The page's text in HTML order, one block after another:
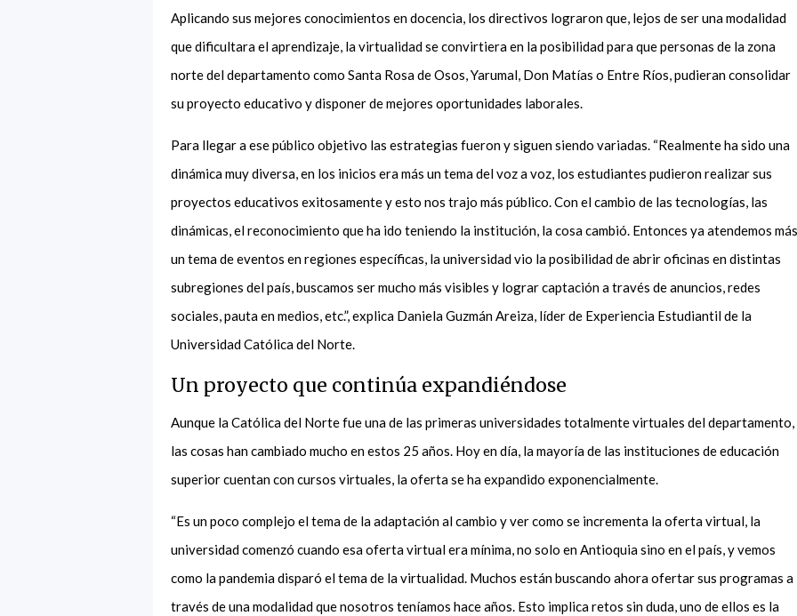
Aplicando sus mejores conocimientos en docencia, los directivos lograron que, lejos de ser una modalidad
que dificultara el aprendizaje, la virtualidad se convirtiera en la posibilidad para que personas de la zona
norte del departamento como Santa Rosa de Osos, Yarumal, Don Matías o Entre Ríos, pudieran consolidar
su proyecto educativo y disponer de mejores oportunidades laborales.
Para llegar a ese público objetivo las estrategias fueron y siguen siendo variadas. “Realmente ha sido una
dinámica muy diversa, en los inicios era más un tema del voz a voz, los estudiantes pudieron realizar sus
proyectos educativos exitosamente y esto nos trajo más público. Con el cambio de las tecnologías, las
dinámicas, el reconocimiento que ha ido teniendo la institución, la cosa cambió. Entonces ya atendemos más
un tema de eventos en regiones específicas, la universidad vio la posibilidad de abrir oficinas en distintas
subregiones del país, buscamos ser mucho más visibles y lograr captación a través de anuncios, redes
sociales, pauta en medios, etc.”, explica Daniela Guzmán Areiza, líder de Experiencia Estudiantil de la
Universidad Católica del Norte.
Un proyecto que continúa expandiéndose
Aunque la Católica del Norte fue una de las primeras universidades totalmente virtuales del departamento,
las cosas han cambiado mucho en estos 25 años. Hoy en día, la mayoría de las instituciones de educación
superior cuentan con cursos virtuales, la oferta se ha expandido exponencialmente.
“Es un poco complejo el tema de la adaptación al cambio y ver como se incrementa la oferta virtual, la
universidad comenzó cuando esa oferta virtual era mínima, no solo en Antioquia sino en el país, y vemos
como la pandemia disparó el tema de la virtualidad. Muchos están buscando ahora ofertar sus programas a
través de una modalidad que nosotros teníamos hace años. Esto implica retos sin duda, uno de ellos es la